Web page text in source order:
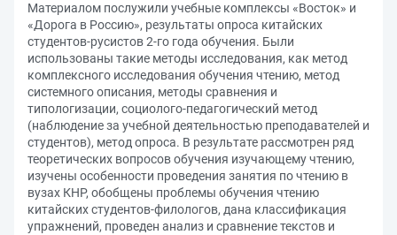
Материалом послужили учебные комплексы «Восток» и
«Дорога в Россию», результаты опроса китайских
студентов-русистов 2-го года обучения. Были
использованы такие методы исследования, как метод
комплексного исследования обучения чтению, метод
системного описания, методы сравнения и
типологизации, социолого-педагогический метод
(наблюдение за учебной деятельностью преподавателей и
студентов), метод опроса. В результате рассмотрен ряд
теоретических вопросов обучения изучающему чтению,
изучены особенности проведения занятия по чтению в
вузах КНР, обобщены проблемы обучения чтению
китайских студентов-филологов, дана классификация
упражнений, проведен анализ и сравнение текстов и